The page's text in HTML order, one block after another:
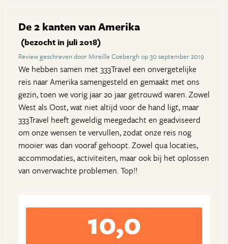
De 2 kanten van Amerika
(bezocht in juli 2018)
Review geschreven door Mireille Coebergh op 30 september 2019
We hebben samen met 333Travel een onvergetelijke
reis naar Amerika samengesteld en gemaakt met ons
gezin, toen we vorig jaar 20 jaar getrouwd waren. Zowel
West als Oost, wat niet altijd voor de hand ligt, maar
333Travel heeft geweldig meegedacht en geadviseerd
om onze wensen te vervullen, zodat onze reis nog
mooier was dan vooraf gehoopt. Zowel qua locaties,
accommodaties, activiteiten, maar ook bij het oplossen
van onverwachte problemen. Top!!
10,0